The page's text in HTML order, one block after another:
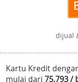
dijual
Kartu Kredit
mulai dari 75.793 /